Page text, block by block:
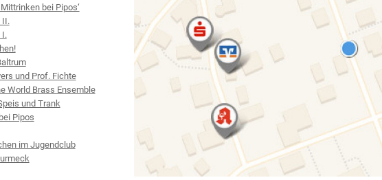
bei Pipos‘
II.
I.
und Prof. Fichte
World Brass Ensemble
und Trank
Pipos
im Jugendclub